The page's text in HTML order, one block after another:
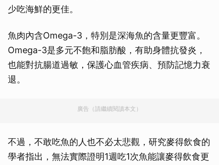
少吃海鮮的更佳。
魚肉內含Omega-3，特別是深海魚的含量更豐富。
Omega-3是多元不飽和脂肪酸，有助身體抗發炎，
也能對抗腸道過敏，保護心血管疾病、預防記憶力衰
退。
廣告（請繼續閱讀本文）
不過，不敢吃魚的人也不必太悲觀，研究麥得飲食的
學者指出，無法實際證明1週吃1次魚能讓麥得飲食更